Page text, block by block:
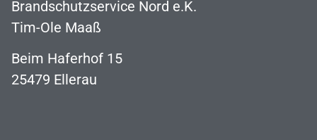
Brandschutzservice Nord e.K.
Tim-Ole Maaß
Beim Haferhof 15
25479 Ellerau